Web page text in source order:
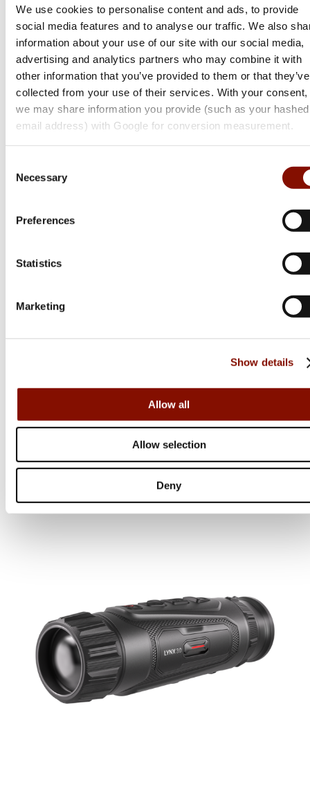
We use cookies to personalise content and ads, to provide
social media features and to analyse our traffic. We also
information about your use of our site with our social media,
advertising and analytics partners who may combine it with
other information that you’ve provided to them or that they’ve
collected from your use of their services. With your consent,
we may share information you provide (such as your hashed
email address) with Google for conversion measurement.
Selection
Necessary
Preferences
Statistics
Marketing
Show details
Allow all
Allow selection
Deny
Lynx 3.0 Thermal Monocular | LE15 3.0
8 499 kr
Online: I lager
Lynx 3.0 Thermal Monocular | LH25 3.0
14 990 kr